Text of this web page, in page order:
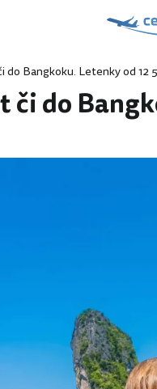
Bangkoku. Letenky od 12
či do